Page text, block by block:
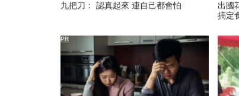
九把刀： 認真起來 連自己都會怕
出國
搞定
PR